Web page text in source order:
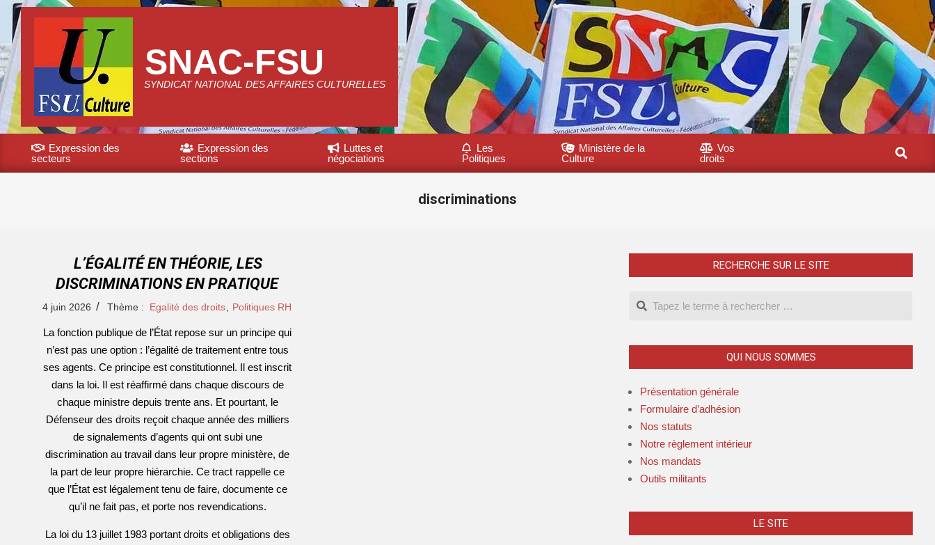
Skip
content
SNAC-FSU
SYNDICAT NATIONAL DES AFFAIRES CULTURELLES
Primary
Expression des
secteurs
Expression des
sections
Luttes et
négociations
Les
Politiques
Ministère de la
Culture
Vos
droits
Search
discriminations
L’ÉGALITÉ EN THÉORIE, LES
DISCRIMINATIONS EN PRATIQUE
2026-
04
4 juin 2026 Thème : Egalité des droits Politiques RH
La fonction publique de l’État repose sur un principe qui
n’est pas une option : l’égalité de traitement entre tous
ses agents. Ce principe est constitutionnel. Il est inscrit
dans la loi. Il est réaffirmé dans chaque discours de
chaque ministre depuis trente ans. Et pourtant, le
Défenseur des droits reçoit chaque année des milliers
de signalements d’agents qui ont subi une
discrimination au travail dans leur propre ministère, de
la part de leur propre hiérarchie. Ce tract rappelle ce
que l’État est légalement tenu de faire, documente ce
qu’il ne fait pas, et porte nos revendications.
La loi du 13 juillet 1983 portant droits et obligations des
RECHERCHE SUR LE SITE
Search
QUI NOUS SOMMES
Présentation générale
Formulaire d’adhésion
Nos statuts
Notre règlement intérieur
Nos mandats
Outils militants
LE SITE